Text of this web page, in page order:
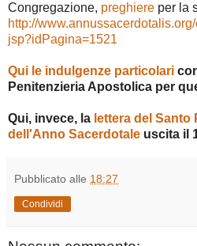
Congregazione, preghiere per la
http://
jsp?idPagina=1521
Qui le indulgenze particolari
Penitenzieria Apostolica per
Qui, invece, la lettera del Santo
dell'Anno Sacerdotale uscita il
Pubblicato alle 18:27
Condividi